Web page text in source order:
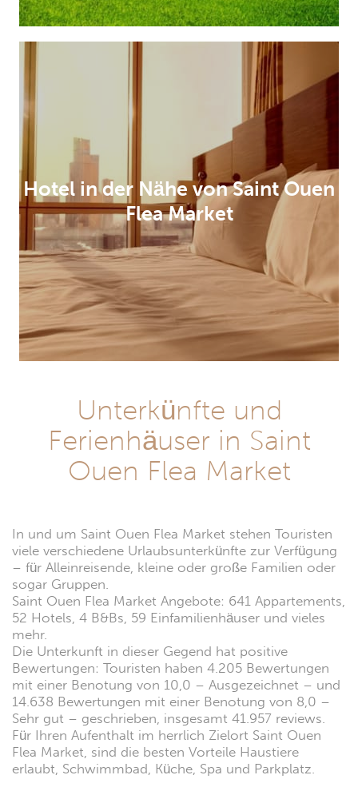
Hotel in der Nähe von Saint Ouen
Flea Market
Unterkünfte und
Ferienhäuser in Saint
Ouen Flea Market
In und um Saint Ouen Flea Market stehen Touristen
viele verschiedene Urlaubsunterkünfte zur Verfügung
– für Alleinreisende, kleine oder große Familien oder
sogar Gruppen.
Saint Ouen Flea Market Angebote: 641 Appartements,
52 Hotels, 4 B&Bs, 59 Einfamilienhäuser und vieles
mehr.
Die Unterkunft in dieser Gegend hat positive
Bewertungen: Touristen haben 4.205 Bewertungen
mit einer Benotung von 10,0 – Ausgezeichnet – und
14.638 Bewertungen mit einer Benotung von 8,0 –
Sehr gut – geschrieben, insgesamt 41.957 reviews.
Für Ihren Aufenthalt im herrlich Zielort Saint Ouen
Flea Market, sind die besten Vorteile Haustiere
erlaubt, Schwimmbad, Küche, Spa und Parkplatz.